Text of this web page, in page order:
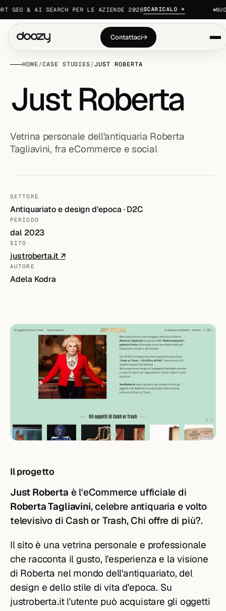
GEO & AI SEARCH PER LE AZIENDE 2026SCARICALO →
Contattaci→
HOME/CASE STUDIES/JUST ROBERTA
Just Roberta
Vetrina personale dell'antiquaria Roberta
Tagliavini, fra eCommerce e social
SETTORE
Antiquariato e design d'epoca · D2C
PERIODO
dal 2023
SITO
justroberta.it ↗
AUTORE
Adela Kodra
Il progetto
Just Roberta è l'eCommerce ufficiale di
Roberta Tagliavini, celebre antiquaria e volto
televisivo diCash or Trash, Chi offre di più?.
Il sito è una vetrina personale e professionale
che racconta il gusto, l'esperienza e la visione
di Roberta nel mondo dell'antiquariato, del
design e dello stile di vita d'epoca. Su
justroberta.it l'utente può acquistare gli oggetti